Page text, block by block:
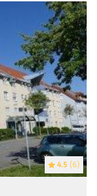
4.5 (6)